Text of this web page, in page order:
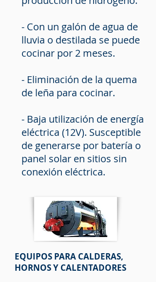
- Con un galón de agua de
lluvia o destilada se puede
cocinar por 2 meses.
- Eliminación de la quema
de leña para cocinar.
- Baja utilización de energía
eléctrica (12V). Susceptible
de generarse por batería o
panel solar en sitios sin
conexión eléctrica.
EQUIPOS PARA CALDERAS,
HORNOS Y CALENTADORES